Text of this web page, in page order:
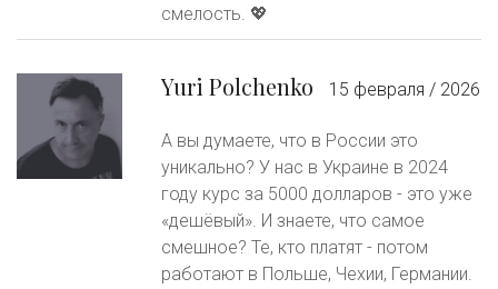
смелость. 💖
Yuri Polchenko 15 февраля / 2026
А вы думаете, что в России это
уникально? У нас в Украине в 2024
году курс за 5000 долларов - это уже
«дешёвый». И знаете, что самое
смешное? Те, кто платят - потом
работают в Польше, Чехии, Германии.